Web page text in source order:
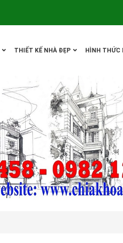
THIẾT KẾ NHÀ ĐẸP HÌNH THỨC